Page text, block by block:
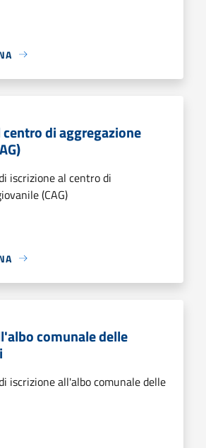
di aggregazione
iscrizione al centro di
(CAG)
comunale delle
iscrizione all'albo comunale delle